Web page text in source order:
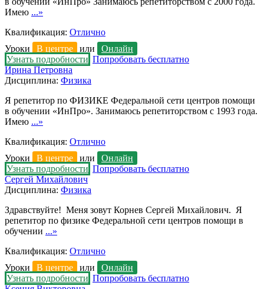
Имею ...»
Квалификация: Отлично
Уроки
В центре или
Онлайн
Узнать подробности Попробовать бесплатно
Ирина Петровна
Дисциплина: Физика
Я репетитор по ФИЗИКЕ Федеральной сети центров помощи
в обучении «ИнПро». Занимаюсь репетиторством с 1993 года.
Имею ...»
Квалификация: Отлично
Уроки
В центре или
Онлайн
Узнать подробности Попробовать бесплатно
Сергей Михайлович
Дисциплина: Физика
Здравствуйте! Меня зовут Корнев Сергей Михайлович. Я
репетитор по физике Федеральной сети центров помощи в
обучении ...»
Квалификация: Отлично
Уроки
В центре или
Онлайн
Узнать подробности Попробовать бесплатно